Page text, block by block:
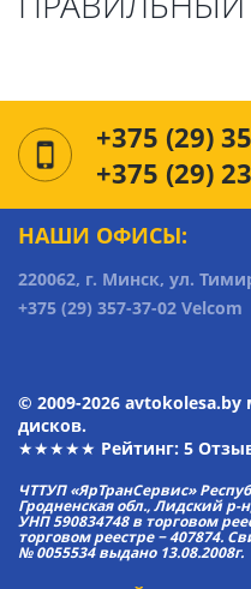
+375 (29)
+375 (29)
НАШИ ОФИСЫ:
220062, г. Минск, ул.
+375 (29) 357-37-02 Velcom
© 2009-2026
дисков.
★★★★★ Рейтинг: 5
ЧТТУП «ЯрТранСервис»
Гродненская обл., Лидский р-
УНП 590834748 в торговом
торговом реестре − 407874.
№ 0055534 выдано 13.08.2008г.